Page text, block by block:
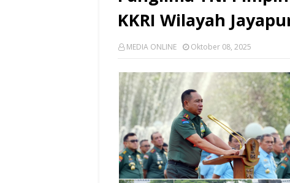
KKRI Wilayah
MEDIA ONLINE Oktober 08, 2025